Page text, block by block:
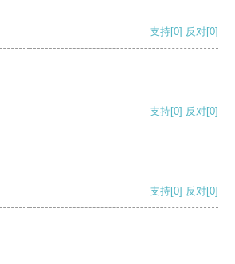
支持[0] 反对[0]
支持[0] 反对[0]
支持[0] 反对[0]